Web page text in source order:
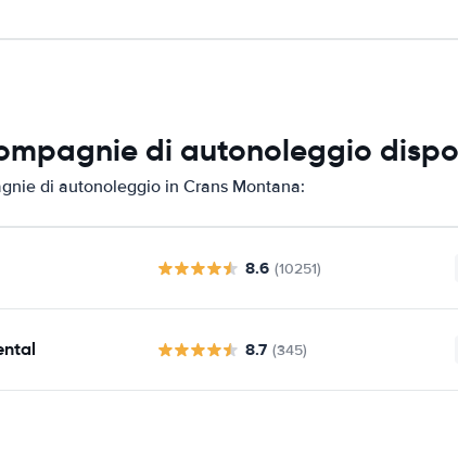
di autonoleggio
di autonoleggio in Crans Montana:
8.6 (10251)
8.7 (345)